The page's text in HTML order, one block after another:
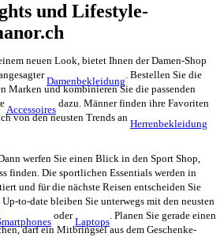
und Lifestyle-
neuen Look, bietet Ihnen der Damen-Shop
Damenbekleidung
. Bestellen Sie die
Marken und kombinieren Sie die passenden
Accessoires
dazu. Männer finden ihre Favoriten
von den neusten Trends an
Herrenbekleidung
werfen Sie einen Blick in den Sport Shop,
finden. Die sportlichen Essentials werden in
und für die nächste Reisen entscheiden Sie
Up-to-date bleiben Sie unterwegs mit den neusten
oder
Laptops
. Planen Sie gerade einen
darf ein Mitbringsel aus dem Geschenke-